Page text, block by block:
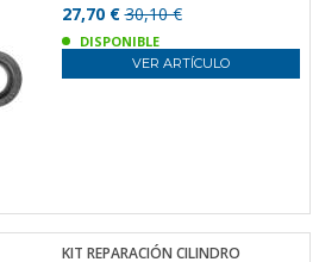
27,70 €30,10 €
DISPONIBLE
VER ARTÍCULO
KIT REPARACIÓN CILINDRO